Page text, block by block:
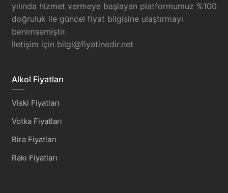
yılında hizmet vermeye başlayan platformumuz %100
doğruluk ile güncel fiyat bilgisine ulaştırmayı
benimsemiştir.
İletişim için bilgi@fiyatinedir.net
Alkol Fiyatları
Viski Fiyatları
Votka Fiyatları
Bira Fiyatları
Rakı Fiyatları